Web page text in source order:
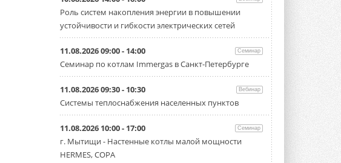
Роль систем накопления энергии в повышении
устойчивости и гибкости электрических сетей
11.08.2026 09:00 - 14:00 Семинар
Семинар по котлам Immergas в Санкт-Петербурге
11.08.2026 09:30 - 10:30 Вебинар
Системы теплоснабжения населенных пунктов
11.08.2026 10:00 - 17:00 Семинар
г. Мытищи - Настенные котлы малой мощности
HERMES, COPA